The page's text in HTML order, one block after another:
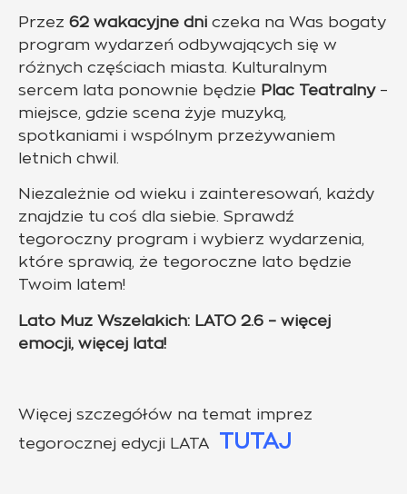
Przez 62 wakacyjne dni czeka na Was bogaty
program wydarzeń odbywających się w
różnych częściach miasta. Kulturalnym
sercem lata ponownie będzie Plac Teatralny–
miejsce, gdzie scena żyje muzyką,
spotkaniami i wspólnym przeżywaniem
letnich chwil.
Niezależnie od wieku i zainteresowań, każdy
znajdzie tu coś dla siebie. Sprawdź
tegoroczny program i wybierz wydarzenia,
które sprawią, że tegoroczne lato będzie
Twoim latem!
Lato Muz Wszelakich: LATO 2.6 – więcej
emocji, więcej lata!
Więcej szczegółów na temat imprez
tegorocznej edycji LATA
TUTAJ